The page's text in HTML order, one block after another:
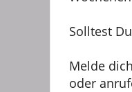
Solltest
Melde
oder